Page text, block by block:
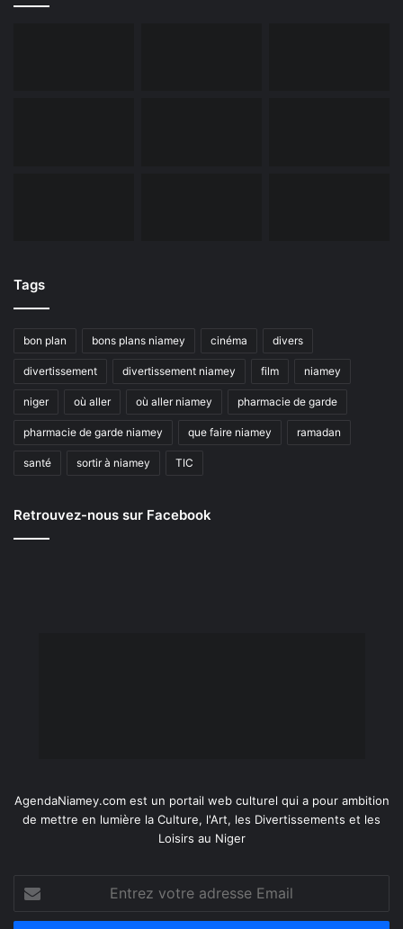
Tags
bon plan bons plans niamey cinéma divers
divertissement divertissement niamey film niamey
niger où aller où aller niamey pharmacie de garde
pharmacie de garde niamey que faire niamey ramadan
santé sortir à niamey TIC
Retrouvez-nous sur Facebook
AgendaNiamey.com est un portail web culturel qui a pour ambition
de mettre en lumière la Culture, l'Art, les Divertissements et les
Loisirs au Niger
Entrez
votre
adresse